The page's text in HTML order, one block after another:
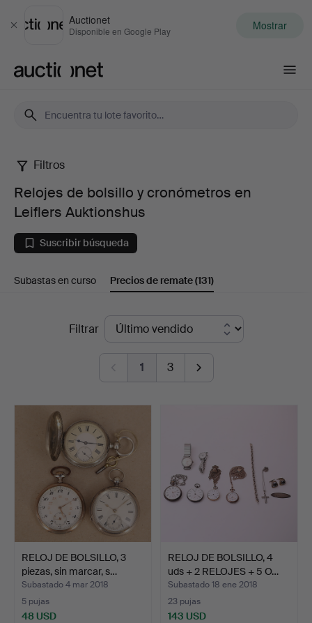
Cerrar
Auctionet
Disponible en Google Play Mostrar
Relojes
de
bolsillo
Auktionshus
Filtros
Relojes de bolsillo y cronómetros en
Leiflers Auktionshus
Suscribir búsqueda
Subastas en curso Precios de remate(131)
Filtrar
1 3
RELOJ DE BOLSILLO, 3
piezas, sin marcar, s…
Subastado 4 mar 2018
5 pujas
48 USD
RELOJ DE BOLSILLO, 4
uds + 2 RELOJES + 5 O…
Subastado 18 ene 2018
23 pujas
143 USD